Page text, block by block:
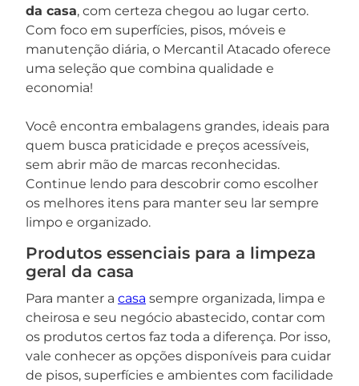
da casa, com certeza chegou ao lugar certo.
Com foco em superfícies, pisos, móveis e
manutenção diária, o Mercantil Atacado oferece
uma seleção que combina qualidade e
economia!
Você encontra embalagens grandes, ideais para
quem busca praticidade e preços acessíveis,
sem abrir mão de marcas reconhecidas.
Continue lendo para descobrir como escolher
os melhores itens para manter seu lar sempre
limpo e organizado.
Produtos essenciais para a limpeza
geral da casa
Para manter a casa sempre organizada, limpa e
cheirosa e seu negócio abastecido, contar com
os produtos certos faz toda a diferença. Por isso,
vale conhecer as opções disponíveis para cuidar
de pisos, superfícies e ambientes com facilidade